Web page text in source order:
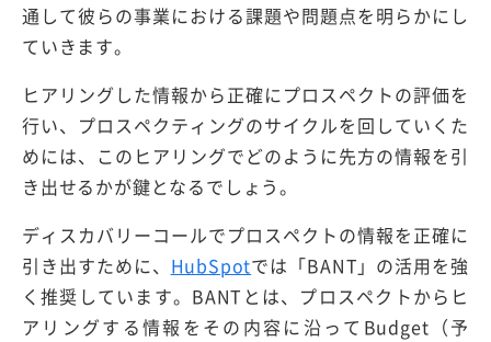
通して彼らの事業における課題や問題点を明らかにし
ていきます。
ヒアリングした情報から正確にプロスペクトの評価を
行い、プロスペクティングのサイクルを回していくた
めには、このヒアリングでどのように先方の情報を引
き出せるかが鍵となるでしょう。
ディスカバリーコールでプロスペクトの情報を正確に
引き出すために、 HubSpotでは「BANT」の活用を強
く推奨しています。BANTとは、プロスペクトからヒ
アリングする情報をその内容に沿ってBudget（予